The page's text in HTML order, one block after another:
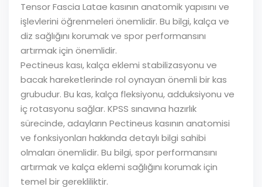
Tensor Fascia Latae kasının anatomik yapısını ve
işlevlerini öğrenmeleri önemlidir. Bu bilgi, kalça ve
diz sağlığını korumak ve spor performansını
artırmak için önemlidir.
Pectineus kası, kalça eklemi stabilizasyonu ve
bacak hareketlerinde rol oynayan önemli bir kas
grubudur. Bu kas, kalça fleksiyonu, adduksiyonu ve
iç rotasyonu sağlar. KPSS sınavına hazırlık
sürecinde, adayların Pectineus kasının anatomisi
ve fonksiyonları hakkında detaylı bilgi sahibi
olmaları önemlidir. Bu bilgi, spor performansını
artırmak ve kalça eklemi sağlığını korumak için
temel bir gerekliliktir.